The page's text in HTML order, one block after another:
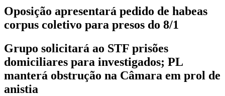
Oposição apresentará pedido de habeas
corpus coletivo para presos do 8/1
Grupo solicitará ao STF prisões
domiciliares para investigados; PL
manterá obstrução na Câmara em prol de
anistia